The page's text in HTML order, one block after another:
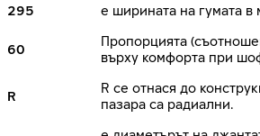
295
е ширината на гумата
60
Пропорцията
върху комфорта при
R
R се отнася до
пазара са радиални.